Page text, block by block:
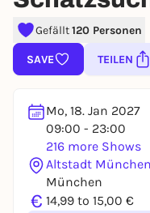
Gefällt120 Personen
SAVE TEILEN
Mo, 18. Jan 2027
09:00 - 23:00
216 more Shows
Altstadt München
München
€ 14,99 to 15,00 €
Sign up for
lotteries, you need
You already